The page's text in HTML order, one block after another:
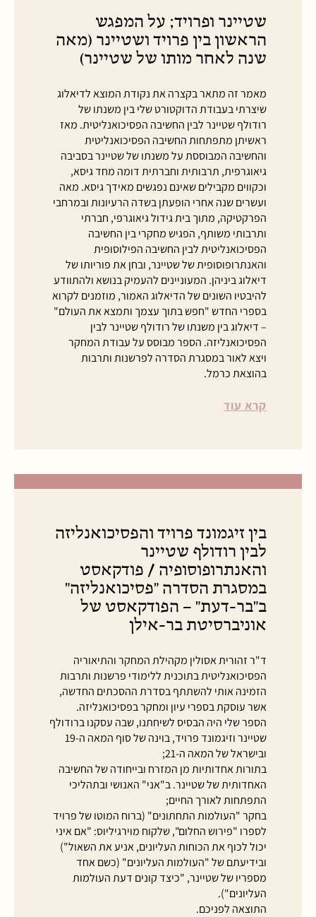
שטיינר ופרויד; על המפגש
הראשון בין פרויד ושטיינר (מאה
שנה לאחר מותו של שטיינר)
מאמר זה מתאר בקצרה את נקודת המוצא לדיאלוג
שיצרתי בעבודת הדוקטורט שלי בין משנתו של
רודולף שטיינר לבין החשיבה הפסיכואנליטית. מאז
ראשיתן מתפתחות החשיבה הפסיכואנליטית
והחשיבה המבוססת על משנתו של שטיינר בסביבה
גיאוגרפית, תרבותית וחברתית דומה מחד גיסא,
וכקווים מקבילים שאינם נפגשים מאידך גיסא. מאה
ועשרים שנה אחרי הופעתן בשדה הרעיונות ובמרחבי
הפרקטיקה, מתוך בית גידול גיאוגרפי, חברתי
ותרבותי משותף, הפגיש מחקרי בין החשיבה
הפסיכואנליטית לבין החשיבה הפילוסופית
והאנתרופוסופית של שטיינר, ובחן את פוריותו של
דיאלוג ביניהן. המעוניינים להעמיק בנושא ולהתוודע
להיבטיו השונים של הדיאלוג האמור, מוזמנים לקרוא
בספרי החדש "חפש בתוך עצמך ותמצא את העולם"
– דיאלוג בין משנתו של רודולף שטיינר לבין
הפסיכואנליזה. הספר מבוסס על עבודת המחקר
ויצא לאור במסגרת הסדרה לפרשנות ותרבות
בהוצאת כרמל.
קרא עוד
בין זיגמונד פרויד והפסיכואנליזה
לבין רודולף שטיינר
והאנתרופוסופיה / פודקאסט
במסגרת הסדרה "פסיכואנליזה"
ב"בר-דעת" – הפודקאסט של
אוניברסיטת בר-אילן
ד"ר זהורית אסולין מקהילת המחקר והתיאוריה
הפסיכואנליטית בתוכנית ללימודי פרשנות ותרבות
הזמינה אותי להשתתף בסדרת ההסכתים החדשה,
אשר עוסקת בספרי עיון ומחקר בפסיכואנליזה.
הספר שלי היה הבסיס לשיחתנו, שבה עסקנו ברודולף
שטיינר וזיגמונד פרויד, בוינה של סוף המאה ה-19
ובישראל של המאה ה-21;
בתורות אחדותיות מן המזרח ובייחודה של החשיבה
האחדותית של שטיינר. ב"אני" האנושי ובתהליכי
התפתחות לאורך החיים;
בחקר "העולמות התחתונים" (ברוח המוטו של פרויד
לספרו "פירוש החלום", שלקוח מוירגיליוס: "אם איני
יכול לכוף את הכוחות העליונים, אניע את השאול")
ובידיעתם של "העולמות העליונים" (כשם אחד
מספריו של שטיינר, "כיצד קונים דעת העולמות
העליונים").
התוצאה לפניכם.